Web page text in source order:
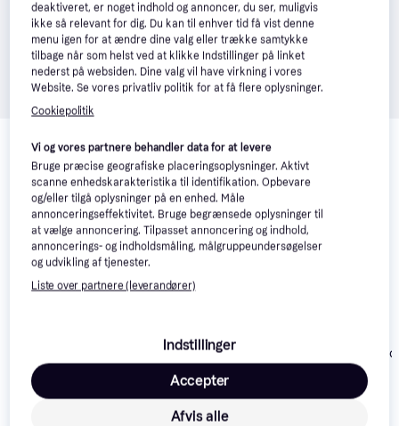
Se vores forslag til andre produkter, der matcher dine
interesser. Vis alle
Essential Small
Reporter Bag - Black
Håndtaske Jana -
1.500 kr.
Eller 3 betalinger af
Fjällräven
Shoulder Bag
deaktiveret, er noget indhold og annoncer, du ser, muligvis
ikke så relevant for dig. Du kan til enhver tid få vist denne
menu igen for at ændre dine valg eller trække samtykke
tilbage når som helst ved at klikke Indstillinger på linket
nederst på websiden. Dine valg vil have virkning i vores
Website. Se vores privatliv politik for at få flere oplysninger.
Cookiepolitik
Vi og vores partnere behandler data for at levere
Bruge præcise geografiske placeringsoplysninger. Aktivt
scanne enhedskarakteristika til identifikation. Opbevare
og/eller tilgå oplysninger på en enhed. Måle
annonceringseffektivitet. Bruge begrænsede oplysninger til
at vælge annoncering. Tilpasset annoncering og indhold,
annoncerings- og indholdsmåling, målgruppeundersøgelser
og udvikling af tjenester.
Liste over partnere (leverandører)
Indstillinger
Afvis alle
Accepter